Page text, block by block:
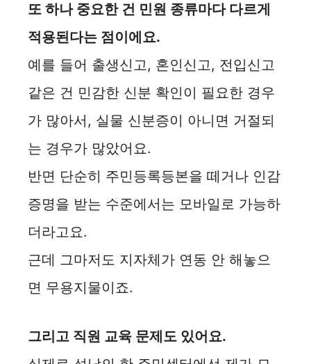
또 하나 중요한 건 민원 종류마다 다르게
적용된다는 점이에요.
예를 들어 출생신고, 혼인신고, 전입신고
같은 건 민감한 신분 확인이 필요한 경우
가 많아서, 실물 신분증이 아니면 거절되
는 경우가 많았어요.
반면 단순히 주민등록등본을 떼거나 인감
증명을 받는 수준에서는 모바일로 가능하
더라고요.
근데 그마저도 지자체가 연동 안 해놓으
면 무용지물이죠.
그리고 직원 교육 문제도 있어요.